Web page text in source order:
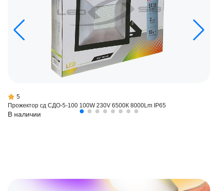
5
Прожектор сд СДО-5-100 100W 230V 6500К 8000Lm IP65
В наличии